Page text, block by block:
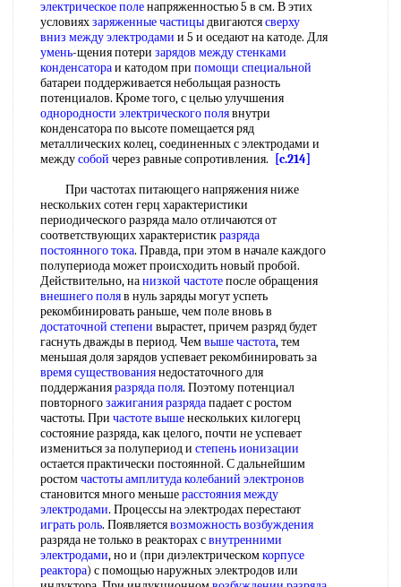
электрическое поленапряженностью 5 в см. В этих
условияхзаряженные частицыдвигаютсясверху
вниз между электродами и 5 и оседают на катоде. Для
умень-щения потери зарядов междустенками
конденсатораи катодом при помощи специальной
батареи поддерживается небольщая разность
потенциалов. Кроме того, с целью улучшения
однородности электрического полявнутри
конденсатора по высоте помещается ряд
металлических колец, соединенных с электродами и
междусобой через равные сопротивления.
[c.214]
При частотах питающего напряжения ниже
нескольких сотен герц характеристики
периодического разряда мало отличаются от
соответствующих характеристикразряда
постоянного тока. Правда, при этом в начале каждого
полупериода может происходить новый пробой.
Действительно, нанизкой частотепосле обращения
внешнего поляв нуль заряды могут успеть
рекомбинировать раньше, чем поле вновь в
достаточной степени вырастет, причем разряд будет
гаснуть дважды в период. Чемвыше частота, тем
меньшая доля зарядов успевает рекомбинировать за
время существованиянедостаточного для
поддержанияразряда поля. Поэтому потенциал
повторногозажигания разрядападает с ростом
частоты. При частоте вышенескольких килогерц
состояние разряда, как целого, почти не успевает
измениться за полупериод и степень ионизации
остается практически постоянной. С дальнейшим
ростомчастоты амплитудаколебаний электронов
становится много меньшерасстояния между
электродами. Процессы на электродах перестают
играть роль. Появляетсявозможность возбуждения
разряда не только в реакторах свнутренними
электродами, но и (при диэлектрическомкорпусе
реактора) с помощью наружных электродов или